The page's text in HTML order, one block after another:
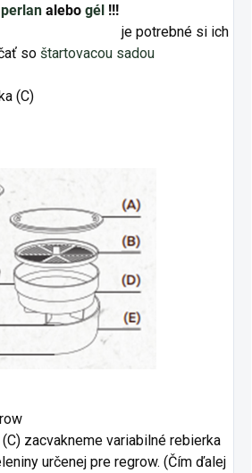
perlan alebo gél !!!
je potrebné si ich
so štartovacou sadou
(C)
zacvakneme variabilné rebierka
určenej pre regrow. (Čím ďalej